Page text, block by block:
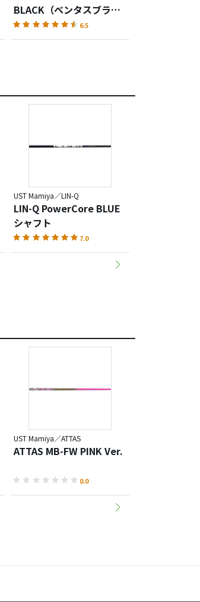
BLACK（ベンタスブラッ
ク）
6.5
UST Mamiya／LIN-Q
LIN-Q PowerCore BLUE
シャフト
7.0
UST Mamiya／ATTAS
ATTAS MB-FW PINK Ver.
0.0